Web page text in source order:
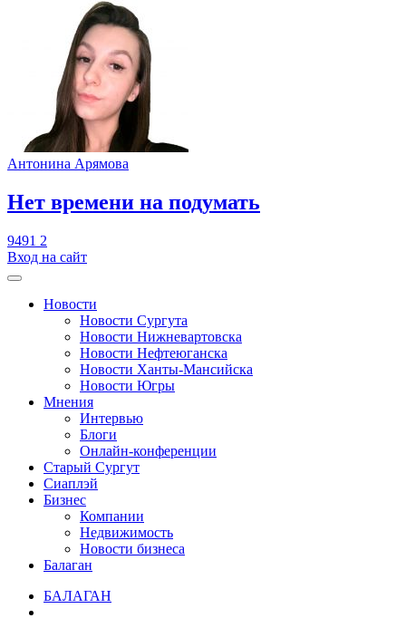
Антонина Арямова
​Нет времени на подумать
9491 2
Вход на сайт
Новости
Новости Сургута
Новости Нижневартовска
Новости Нефтеюганска
Новости Ханты-Мансийска
Новости Югры
Мнения
Интервью
Блоги
Онлайн-конференции
Старый Сургут
Сиаплэй
Бизнес
Компании
Недвижимость
Новости бизнеса
Балаган
БАЛАГАН